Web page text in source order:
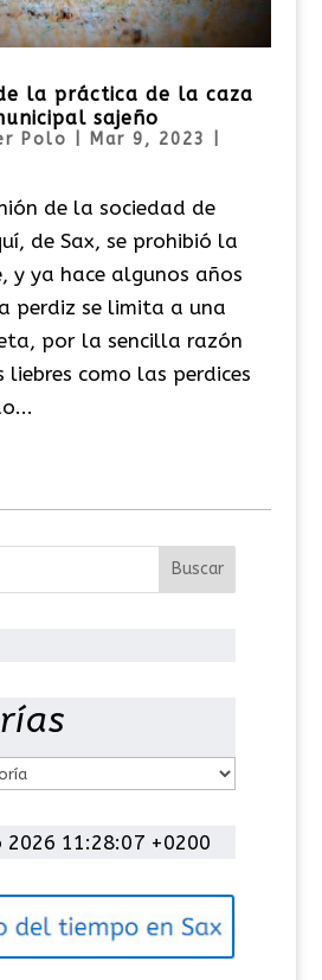
la práctica de la caza
sajeño
Polo Mar 9, 2023
de la sociedad de
de Sax, se prohibió la
y ya hace algunos años
perdiz se limita a una
por la sencilla razón
como las perdices
2026 11:28:07 +0200